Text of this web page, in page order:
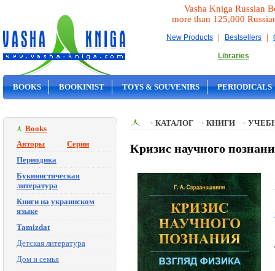
Vasha Kniga Russian
more than 125,000
New Products | Bestsellers |
Libraries
BOOKS BOOKINIST TOYS & SOUVENIRS PERIODICALS
Books
Авторы
Серии
Периодика
Букинистическая
литература
Книги на украинском
языке
Tamizdat
Детская литература
Дом и семья
КАТАЛОГ КНИГИ
Кризис научного